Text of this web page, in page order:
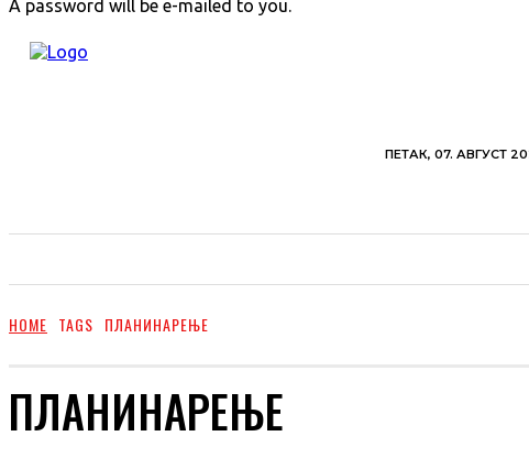
A password will be e-mailed to you.
ПЕТАК, 07. АВГУСТ
HOME TAGS ПЛАНИНАРЕЊЕ
ПЛАНИНАРЕЊЕ